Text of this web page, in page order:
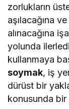
zorlukların
aşılacağına
alınacağına
yolunda
kullanmaya
soymak, iş
dürüst bir
konusunda bir